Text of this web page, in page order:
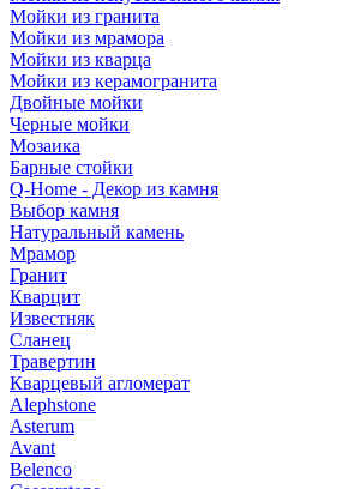
Мойки из гранита
Мойки из мрамора
Мойки из кварца
Мойки из керамогранита
Двойные мойки
Черные мойки
Мозаика
Барные стойки
Q-Home - Декор из камня
Выбор камня
Натуральный камень
Мрамор
Гранит
Кварцит
Известняк
Сланец
Травертин
Кварцевый агломерат
Alephstone
Asterum
Avant
Belenco